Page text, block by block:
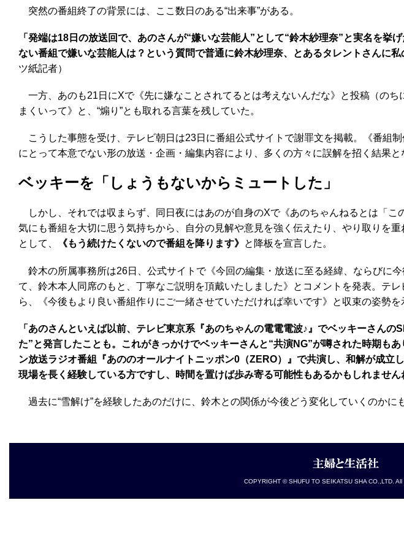
突然の番組終了の背景には、ここ数日のある“出来事”がある。
「発端は18日の放送回で、あのさんが“嫌いな芸能人”として“鈴木紗理奈”と実名を
ない番組で嫌いな芸能人は？という質問で普通に鈴木紗理奈、とあるタレントさんに
ツ紙記者）
一方、あのも21日にXで《先に嫌なことされてるとは考えないんだな》と投稿（の
まくいって》と、“煽り”とも取れる言葉を残していた。
こうした事態を受け、テレビ朝日は23日に番組公式サイトで謝罪文を掲載。《番組
にとって本意でない形の放送・企画・編集内容により、多くの方々に誤解を招く結果
ベッキーを「しょうもないからミュートした」
しかし、それでは収まらず、同日夜にはあのが自身のXで《あのちゃんねるとは「
気にも番組を大切に思う気持ちから、自分の見解や意見を強く伝えたり、やり取りを
として、
《もう続けたくないので番組を降ります》 と降板を宣言した。
鈴木の所属事務所は26日、公式サイトで《今回の編集・放送に至る経緯、ならびに
て、鈴木本人同席のもと、丁寧なご説明を頂戴いたしました》とコメントを発表。テ
ら、《今後もより良い番組作りにご一緒させていただければ幸いです》と収束の姿勢を
「あのさんといえば以前、テレビ東京系『あのちゃんの電電電波♪』でベッキーさんの
た”と発言したことも。これがきっかけでベッキーさんと“共演NG”が噂された時期も
ン放送ラジオ番組『あののオールナイトニッポン0（ZERO）』で共演し、和解が成立
現場を長く経験している方ですし、時間を置けば歩み寄る可能性もあるかもしれません
過去に“雪解け”を経験したあのだけに、鈴木との関係が今後どう変化していくのかに
COPYRIGHT © SHUFU TO SEIKATSU SHA CO.,LTD. All